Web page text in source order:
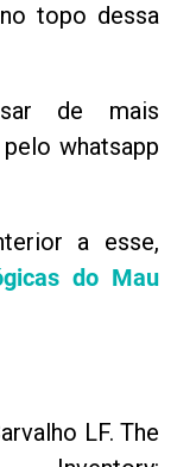
topo dessa
de mais
whatsapp
a esse,
do Mau
LF. The